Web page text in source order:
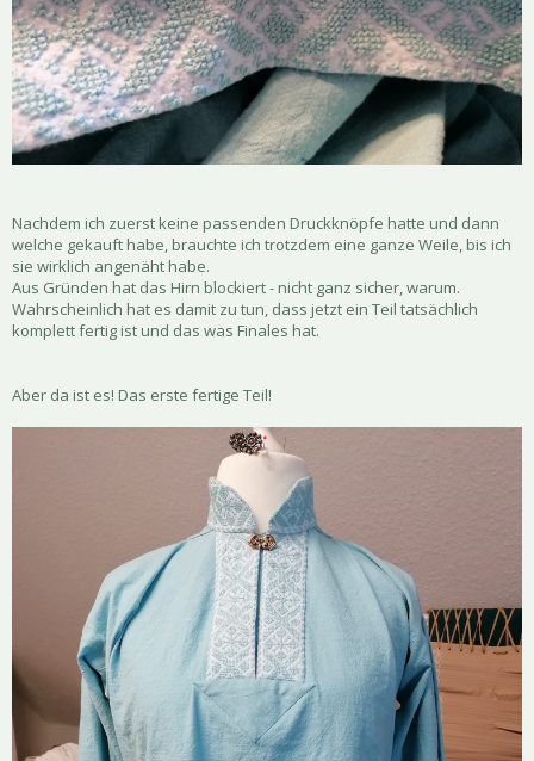
Nachdem ich zuerst keine passenden Druckknöpfe hatte und dann
welche gekauft habe, brauchte ich trotzdem eine ganze Weile, bis ich
sie wirklich angenäht habe.
Aus Gründen hat das Hirn blockiert - nicht ganz sicher, warum.
Wahrscheinlich hat es damit zu tun, dass jetzt ein Teil tatsächlich
komplett fertig ist und das was Finales hat.
Aber da ist es! Das erste fertige Teil!